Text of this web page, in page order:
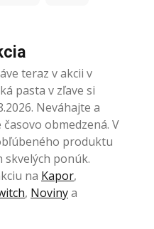
teraz v akcii v
pasta v zľave si
Neváhajte a
obmedzená. V
produktu
skvelých ponúk.
na Kapor,
, Novinya